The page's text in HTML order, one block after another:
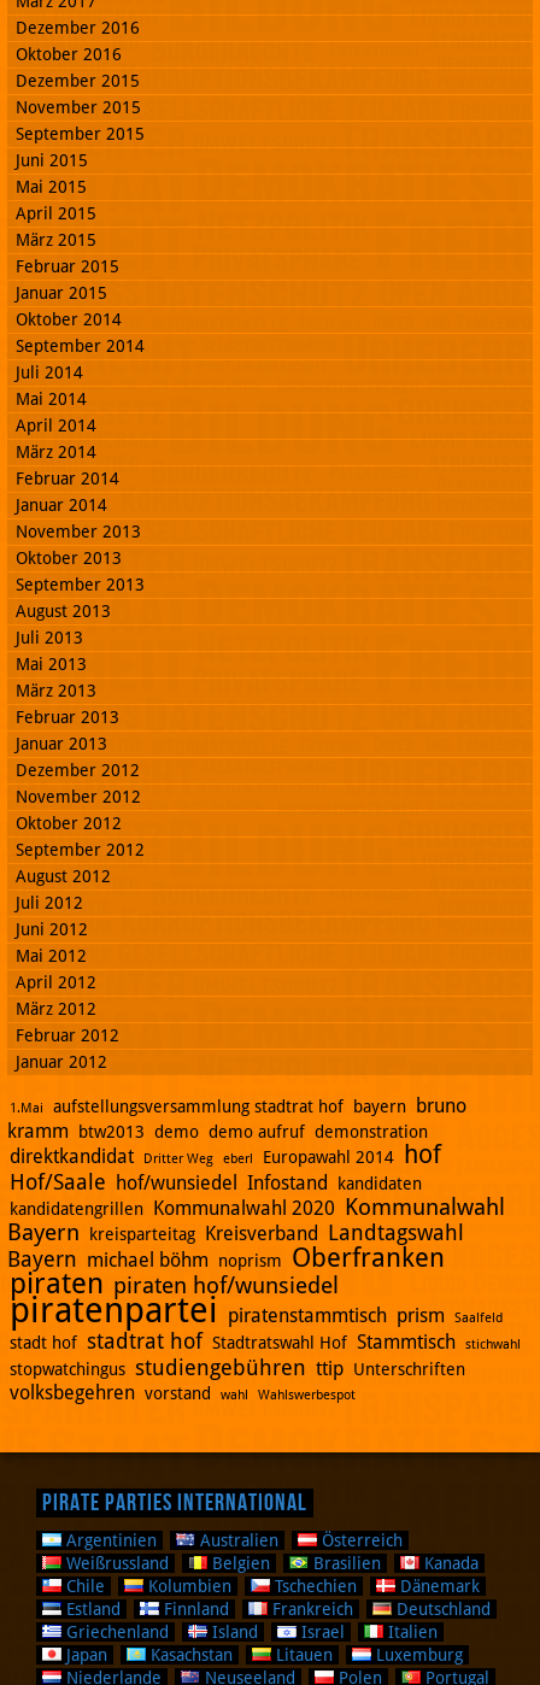
Dezember 2016
Oktober 2016
Dezember 2015
November 2015
September 2015
Juni 2015
Mai 2015
April 2015
März 2015
Februar 2015
Januar 2015
Oktober 2014
September 2014
Juli 2014
Mai 2014
April 2014
März 2014
Februar 2014
Januar 2014
November 2013
Oktober 2013
September 2013
August 2013
Juli 2013
Mai 2013
März 2013
Februar 2013
Januar 2013
Dezember 2012
November 2012
Oktober 2012
September 2012
August 2012
Juli 2012
Juni 2012
Mai 2012
April 2012
März 2012
Februar 2012
Januar 2012
1.Mai aufstellungsversammlung stadtrat hof bayern
bruno
kramm
btw2013 demo demo aufruf demonstration
direktkandidat Dritter Weg eberl Europawahl 2014 hof
Hof/Saale hof/wunsiedel Infostand
kandidaten
kandidatengrillen
Kommunalwahl 2020 Kommunalwahl
Bayern
kreisparteitag Kreisverband Landtagswahl
Bayern michael böhm noprism Oberfranken
piraten piraten hof/wunsiedel
piratenpartei piratenstammtisch prism Saalfeld
stadt hof stadtrat hof Stadtratswahl Hof Stammtisch stichwahl
stopwatchingus studiengebühren ttip Unterschriften
volksbegehren vorstand wahl Wahlswerbespot
Pirate Parties International
Argentinien Australien
Österreich
Weißrussland
Belgien Brasilien
Kanada
Chile
Kolumbien Tschechien
Dänemark
Estland
Finnland Frankreich
Deutschland
Griechenland
Island Israel
Italien
Japan
Kasachstan Litauen
Luxemburg
Niederlande
Neuseeland Polen Portugal